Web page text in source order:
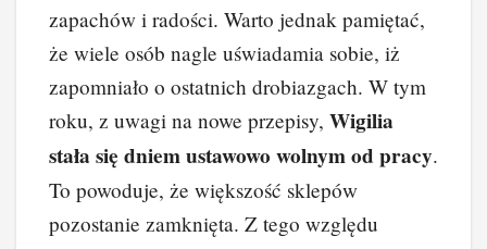
zapachów i radości. Warto jednak pamiętać,
że wiele osób nagle uświadamia sobie, iż
zapomniało o ostatnich drobiazgach. W tym
roku, z uwagi na nowe przepisy, Wigilia
stała się dniem ustawowo wolnym od pracy.
To powoduje, że większość sklepów
pozostanie zamknięta. Z tego względu